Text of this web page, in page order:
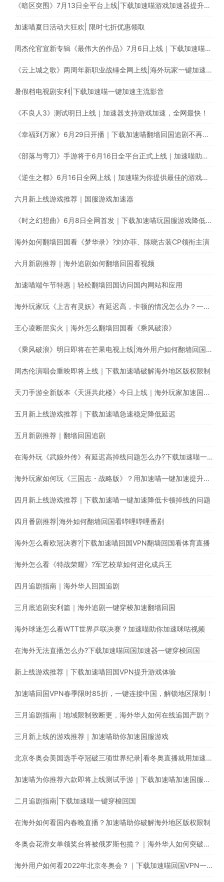
《暗区突围》7月13日全平台上线|下载加速喵游戏加速器提升游戏体验
加速喵夏日活动大狂欢| 限时七折优惠领取
周杰伦官宣新专辑《最伟大的作品》7月6日上线｜下载加速喵解除地区限制
《云上城之歌》两周年新职业战锤全网上线|海外玩家一键加速国服游戏
暑假档电视剧安利|下载加速喵一键加速主流影音
《不良人3》测试明日上线｜加速器支持游戏加速，全网最快！
《幸福到万家》6月29日开播｜下载加速喵翻墙回国追剧不再受限
《部落与弯刀》手游将于6月16日全平台正式上线｜加速喵助你加速国服游戏提升游戏体验
《逆生之都》6月16日全网上线｜加速喵为你提供最佳的游戏加速体验
六月新上线游戏推荐｜国服游戏加速器
《时之幻想曲》6月8日全网首发｜下载加速喵玩国服游戏降低延迟提高稳定性
海外如何翻墙回国看《梦华录》?刘亦菲、陈晓古装CP领衔主演
六月新剧推荐｜海外追剧如何翻墙回国看视频
加速喵端午节特惠｜轻松翻墙回国访问国内网站和应用
海外玩家玩《上古有灵妖》有延迟高，卡顿的情况怎么办？一键回国游戏加速，极速稳定不丢包
王心凌断层实火｜海外怎么翻墙回国看《乘风破浪》
《乘风破浪》明日即将在芒果电视上线|海外用户如何翻墙回国追综艺
周杰伦演唱会重映即将上线｜下载加速喵破解海外地区版权限制
天刀手游全新版本《天涯共此楼》今日上线｜海外玩家加速国服游戏降低延迟
五月新上线游戏推荐｜下载加速喵急速稳定降低延迟
五月新剧推荐｜翻墙回国追剧
在海外玩《武娘外传》有延迟高掉线问题怎么办?下载加速喵一键加速国服游戏
海外玩家如何玩《三国志・战略版》？用加速喵一键加速提升游戏体验
四月新上线游戏推荐｜下载加速喵一键加速降低卡顿掉线的问题
四月番剧推荐|海外如何翻墙回国看哔哩哔哩番剧
海外怎么看欧冠决赛?|下载加速喵回国VPN翻墙回国看体育直播
海外怎么看《特战荣耀》?军艺校草如何进化成兵王
四月追剧指南｜海外华人回国追剧
三月底追剧安利篇｜海外追剧一键穿梭加速翻墙回国
海外球迷怎么看WTT世界乒联决赛？加速喵助你加速咪咕视频
在海外无法直播怎么办?下载加速喵回国加速器一键穿梭回国
新上线游戏推荐｜下载加速喵回国VPN提升游戏体验
加速喵回国VPN春季限时85折，一键连接中国，解锁地区限制！
三月追剧指南｜地域限制致断更，海外华人如何在线追国产剧？
三月新上线的游戏推荐｜加速喵助你加速国服游戏
北京冬奥会美国选手夺冠破三项世界纪录|看冬奥直播就用加速喵一键穿梭回国
加速喵为你推荐六款即将上线测试手游｜下载加速喵加速国服游戏
二月追剧指南|下载加速喵一键穿梭回国
在海外如何看国内春晚直播？加速喵助你破解海外地区版权限制
冬奥会花滑女单领奖台将被俄罗斯包揽？｜海外华人如何突破地区版权限制
海外用户如何看2022年北京冬奥会？｜下载加速喵回国VPN一键穿梭回国